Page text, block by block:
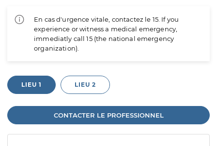
En cas d'urgence vitale, contactez le 15. If you
experience or witness a medical emergency,
immediatly call 15 (the national emergency
organization).
LIEU 1 LIEU 2
CONTACTER LE PROFESSIONNEL